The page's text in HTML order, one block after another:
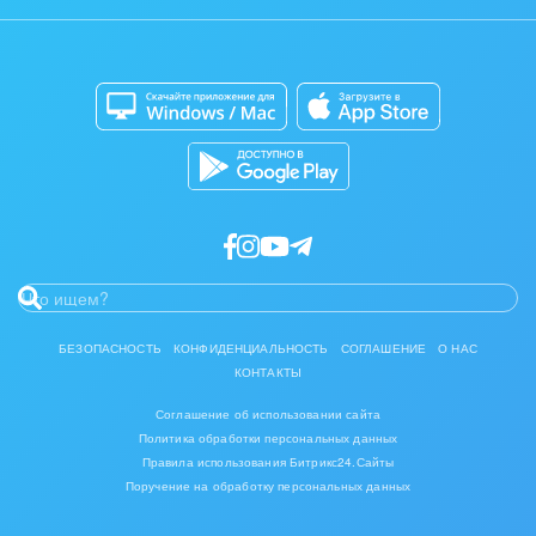
Интерьер, дизайн, декор
Консалтинговые и управленческие услуги
Культурные события, спорт, шоу-бизнес
Мебель, лес, деревообработка
Мода, одежда, аксессуары, стиль
Нефть, газ
Каталог приложений
Разработчикам приложений
БЕЗОПАСНОСТЬ КОНФИДЕНЦИАЛЬНОСТЬ СОГЛАШЕНИЕ
О НАС
КОНТАКТЫ
Соглашение об использовании сайта
Политика обработки персональных данных
Правила использования Битрикс24.Сайты
Поручение на обработку персональных данных